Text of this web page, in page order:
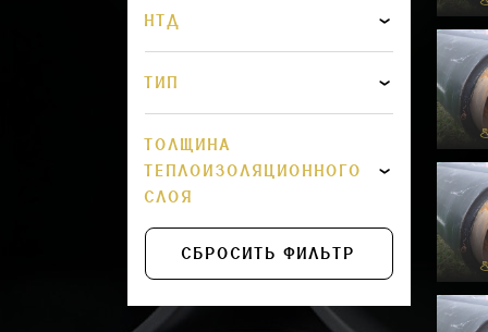
159
219
325
426
530
НТД
ТИП
ТОЛЩИНА
ТЕПЛОИЗОЛЯЦИОННОГО
СЛОЯ
СБРОСИТЬ ФИЛЬТР